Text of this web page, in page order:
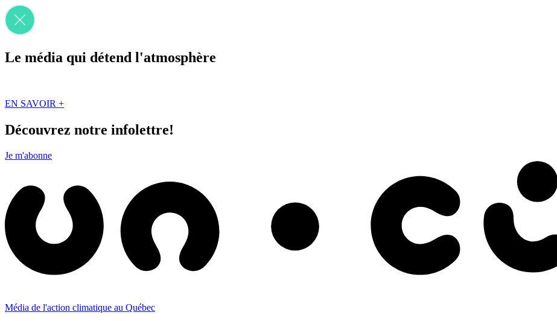
Le média qui détend l'atmosphère
EN SAVOIR +
Découvrez notre infolettre!
Je m'abonne
Média de l'action climatique au Québec